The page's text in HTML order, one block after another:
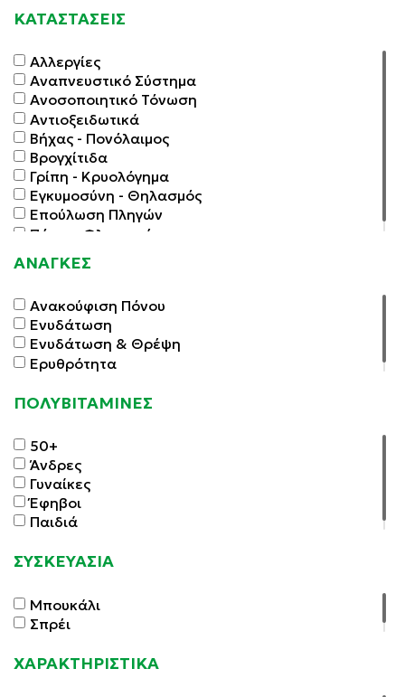
Pulmoll
ΚΑΤΑΣΤΑΣΕΙΣ
Αλλεργίες
Αναπνευστικό Σύστημα
Ανοσοποιητικό Τόνωση
Αντιοξειδωτικά
Βήχας - Πονόλαιμος
Βρογχίτιδα
Γρίπη - Κρυολόγημα
Εγκυμοσύνη - Θηλασμός
Επούλωση Πληγών
Πόνοι - Φλεγμονές
ΑΝΑΓΚΕΣ
Ανακούφιση Πόνου
Ενυδάτωση
Ενυδάτωση & Θρέψη
Ερυθρότητα
ΠΟΛΥΒΙΤΑΜΙΝΕΣ
50+
Άνδρες
Γυναίκες
Έφηβοι
Παιδιά
ΣΥΣΚΕΥΑΣΙΑ
Μπουκάλι
Σπρέι
ΧΑΡΑΚΤΗΡΙΣΤΙΚΑ